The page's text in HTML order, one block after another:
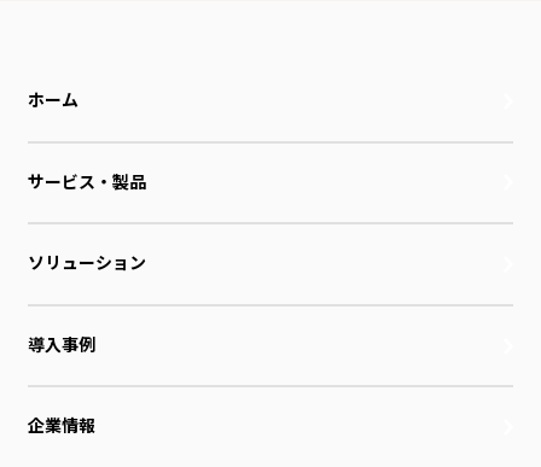
ホーム
サービス・製品
ソリューション
導入事例
企業情報